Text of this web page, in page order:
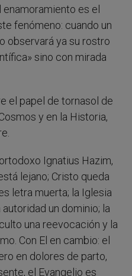
es el
fenómeno: cuando un
observará ya su rostro
sino con mirada
el papel de tornasol de
y en la Historia,
Ignatius Hazim,
lejano; Cristo queda
letra muerta; la Iglesia
un dominio; la
una reevocación y la
Con El en cambio: el
en dolores de parto,
el Evangelio es